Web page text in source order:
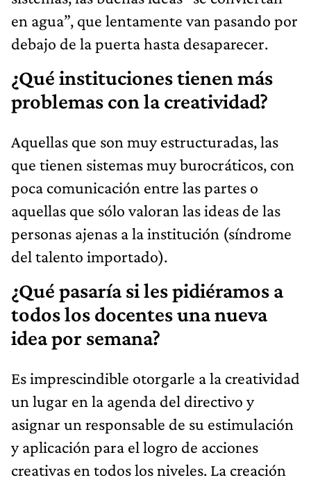
en agua”, que lentamente van pasando por
debajo de la puerta hasta desaparecer.
¿Qué instituciones tienen más
problemas con la creatividad?
Aquellas que son muy estructuradas, las
que tienen sistemas muy burocráticos, con
poca comunicación entre las partes o
aquellas que sólo valoran las ideas de las
personas ajenas a la institución (síndrome
del talento importado).
¿Qué pasaría si les pidiéramos a
todos los docentes una nueva
idea por semana?
Es imprescindible otorgarle a la creatividad
un lugar en la agenda del directivo y
asignar un responsable de su estimulación
y aplicación para el logro de acciones
creativas en todos los niveles. La creación